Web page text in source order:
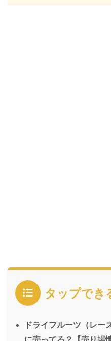
タップでき
ドライフルーツ（レー